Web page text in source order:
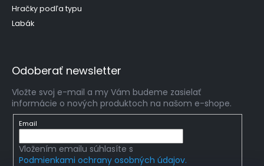
Hračky podľa typu
Labák
Odoberať newsletter
Vložte svoj e-mail a my Vám budeme zasielať
informácie o nových produktoch na našom e-shope.
Email
Vložením emailu súhlasíte s
Podmienkami ochrany osobných údajov.